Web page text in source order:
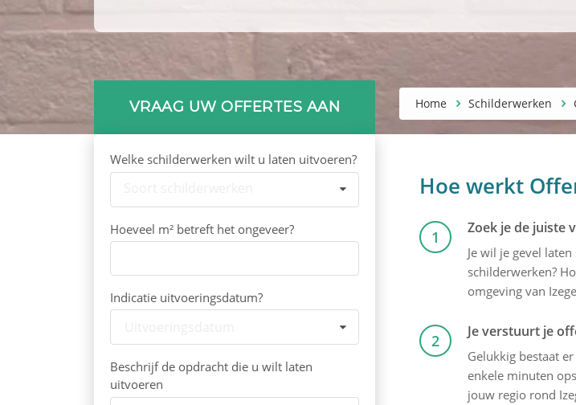
Home Schilderwerken
VRAAG UW OFFERTES AAN
Welke schilderwerken wilt u laten uitvoeren?
Hoeveel m² betreft het ongeveer?
Indicatie uitvoeringsdatum?
Beschrijf de opdracht die u wilt laten
uitvoeren
Hoe werkt
1 Zoek je de juiste
Je wil je gevel
schilderwerken?
omgeving van
2 Je verstuurt je
Gelukkig bestaat
enkele minuten
jouw regio rond